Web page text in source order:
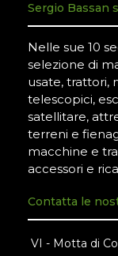
Sergio Bassan
Nelle sue 10
selezione di
usate, trattori,
telescopici,
satellitare,
terreni e
macchine e
accessori e
Contatta le
VI - Motta di